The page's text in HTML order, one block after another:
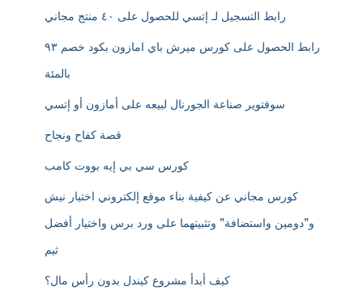
رابط التسجيل لـ إتسي للحصول على ٤٠ منتج مجاني
رابط الحصول على كورس ميرش باي امازون بكود خصم ٩٣
بالمئة
سوفتوير صناعة الجورنال لبيعه على أمازون أو إتسي
قصة كفاح ونجاح
كورس سي بي إيه بووت كامب
كورس مجاني عن كيفية بناء موقع إلكتروني اختيار نيش
و”دومين واستضافة” وتثبيتهما على ورد برس واختيار أفضل
ثيم
كيف أبدأ مشروع كيندل بدون رأس مال؟